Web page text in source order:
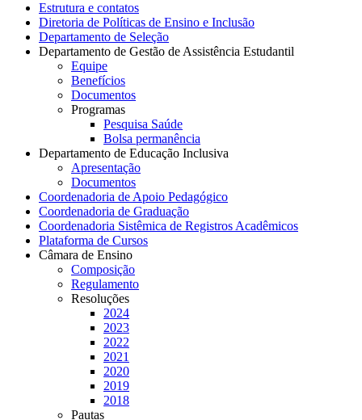
Estrutura e contatos
Diretoria de Políticas de Ensino e Inclusão
Departamento de Seleção
Departamento de Gestão de Assistência Estudantil
Equipe
Benefícios
Documentos
Programas
Pesquisa Saúde
Bolsa permanência
Departamento de Educação Inclusiva
Apresentação
Documentos
Coordenadoria de Apoio Pedagógico
Coordenadoria de Graduação
Coordenadoria Sistêmica de Registros Acadêmicos
Plataforma de Cursos
Câmara de Ensino
Composição
Regulamento
Resoluções
2024
2023
2022
2021
2020
2019
2018
Pautas